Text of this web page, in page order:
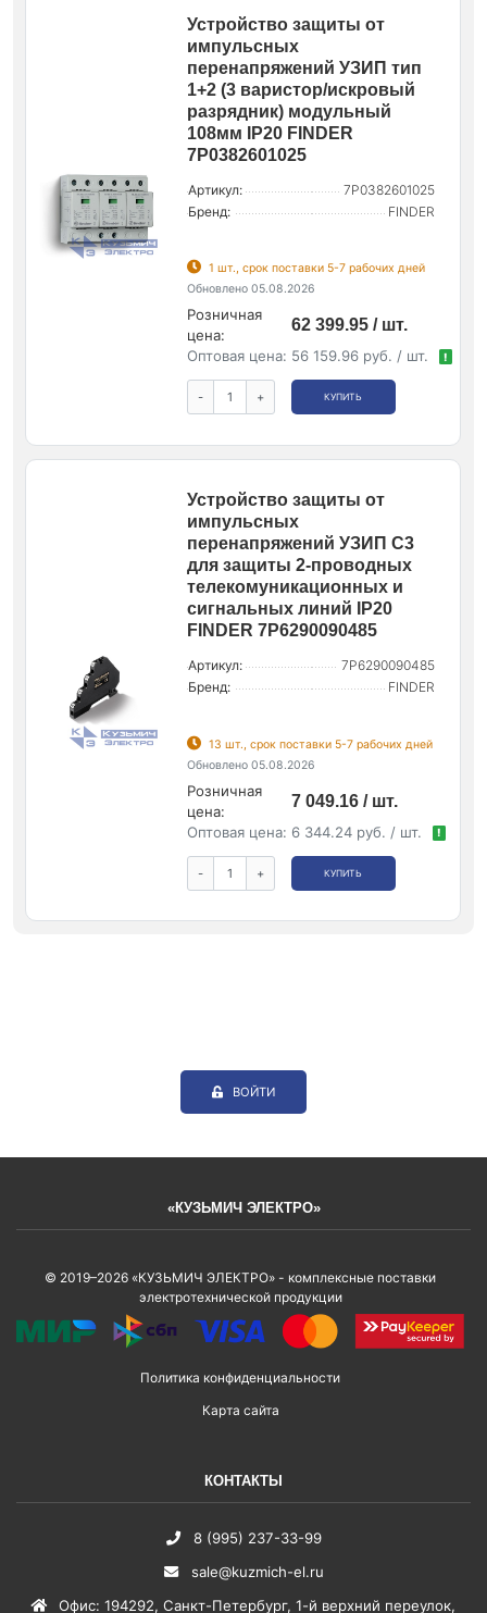
Устройство защиты от
импульсных
перенапряжений УЗИП тип
1+2 (3 варистор/искровый
разрядник) модульный
108мм IP20 FINDER
7P0382601025
Артикул:
7P0382601025
Бренд:
FINDER
1 шт., срок поставки 5-7 рабочих дней
Обновлено 05.08.2026
Розничная
цена:
62 399.95 / шт.
Оптовая цена: 56 159.96 руб. / шт. !
- + КУПИТЬ
Устройство защиты от
импульсных
перенапряжений УЗИП С3
для защиты 2-проводных
телекомуникационных и
сигнальных линий IP20
FINDER 7P6290090485
Артикул:
7P6290090485
Бренд:
FINDER
13 шт., срок поставки 5-7 рабочих дней
Обновлено 05.08.2026
Розничная
цена:
7 049.16 / шт.
Оптовая цена: 6 344.24 руб. / шт. !
- + КУПИТЬ
ВОЙТИ
«КУЗЬМИЧ ЭЛЕКТРО»
© 2019–2026 «КУЗЬМИЧ ЭЛЕКТРО» - комплексные поставки
электротехнической продукции
Политика конфиденциальности
Карта сайта
КОНТАКТЫ
8 (995) 237-33-99
sale@kuzmich-el.ru
Офис: 194292, Санкт-Петербург, 1-й верхний переулок,